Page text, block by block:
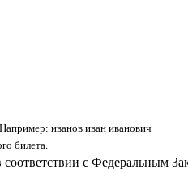
иванов иван иванович
билета.
соответствии с Федеральным